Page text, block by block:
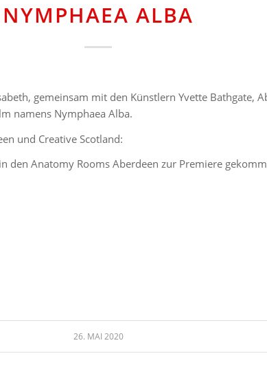
NYMPHAEA ALBA
gemeinsam mit den Künstlern Yvette Bathgate,
namens Nymphaea Alba.
und Creative Scotland:
den Anatomy Rooms Aberdeen zur Premiere
26. MAI 2020